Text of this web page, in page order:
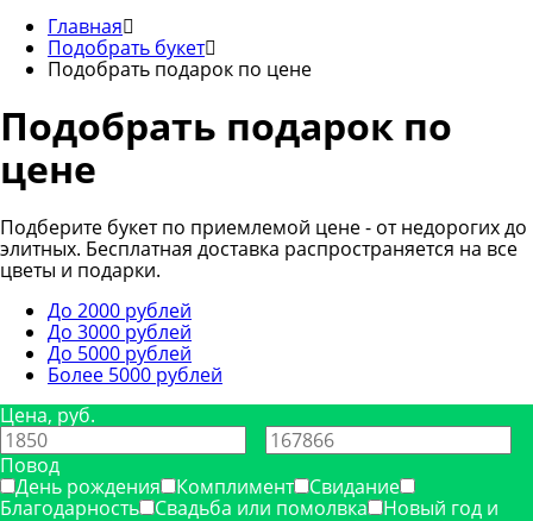
Главная
Подобрать букет
Подобрать подарок по цене
Подобрать подарок по
цене
Подберите букет по приемлемой цене - от недорогих до
элитных. Бесплатная доставка распространяется на все
цветы и подарки.
До 2000 рублей
До 3000 рублей
До 5000 рублей
Более 5000 рублей
Цена, руб.
Повод
День рождения
Комплимент
Свидание
Благодарность
Свадьба или помолвка
Новый год и